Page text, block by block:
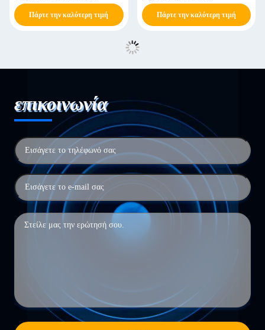
Συνεργασίας
Πάρτε την καλύτερη τιμή
Πάρτε την καλύτερη τιμή
επικοινωνία